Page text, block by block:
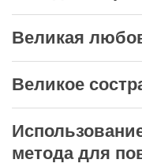
Великая
Великое
метода для